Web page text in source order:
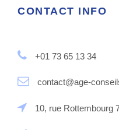
CONTACT INFO
+01 73 65 13 34
contact@age-
10, rue Rottembourg